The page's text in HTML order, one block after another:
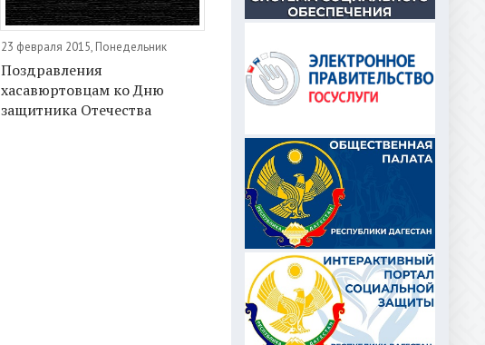
23 февраля 2015, Понедельник
Поздравления
хасавюртовцам ко Дню
защитника Отечества